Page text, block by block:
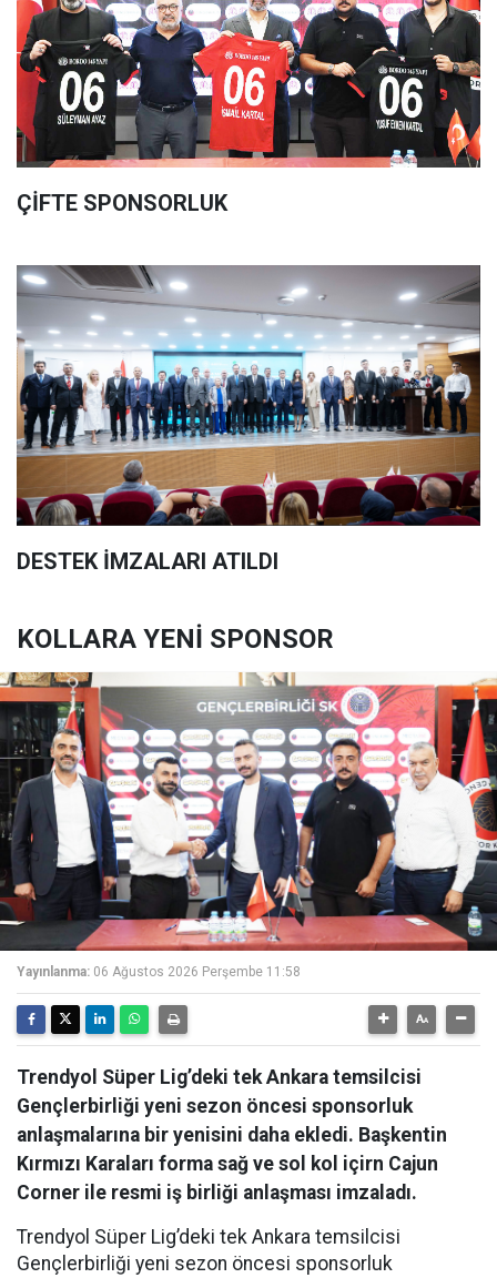
ÇİFTE SPONSORLUK
DESTEK İMZALARI ATILDI
KOLLARA YENİ SPONSOR
Yayınlanma: 06 Ağustos 2026 Perşembe 11:58
Trendyol Süper Lig’deki tek Ankara temsilcisi
Gençlerbirliği yeni sezon öncesi sponsorluk
anlaşmalarına bir yenisini daha ekledi. Başkentin
Kırmızı Karaları forma sağ ve sol kol içirn Cajun
Corner ile resmi iş birliği anlaşması imzaladı.
Trendyol Süper Lig’deki tek Ankara temsilcisi
Gençlerbirliği yeni sezon öncesi sponsorluk